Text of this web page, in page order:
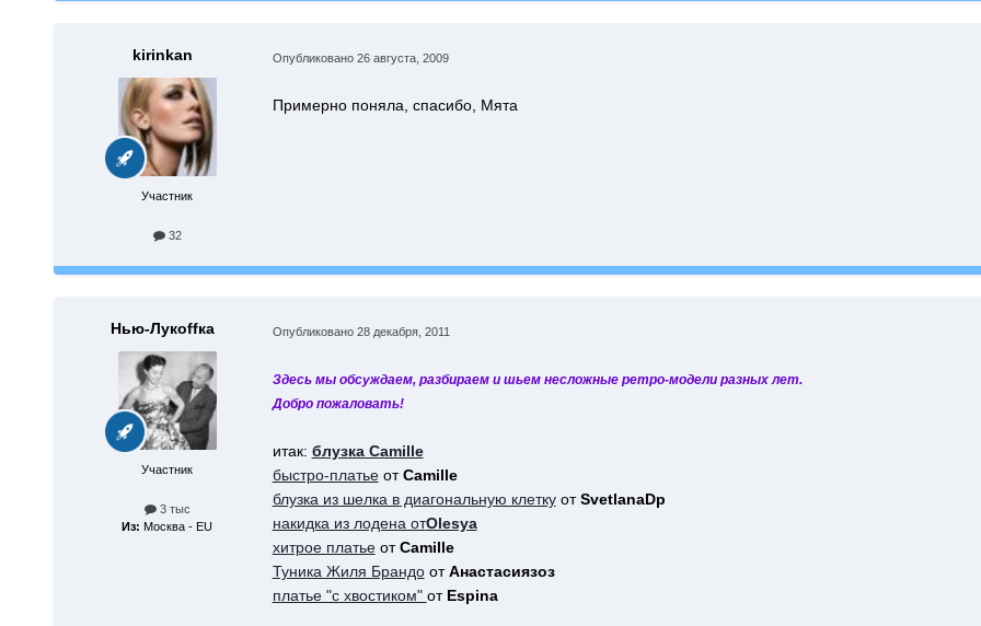
kirinkan
Участник
32
Опубликовано 26 августа, 2009
Примерно поняла, спасибо, Мята
Нью-Лукoffка
Участник
3 тыс
Из: Москва - EU
Опубликовано 28 декабря, 2011
Здесь мы обсуждаем, разбираем и шьем несложные ретро-модели разных лет.
Добро пожаловать!
итак: блузка Camille
быстро-платьеотCamille
блузка из шелка в диагональную клеткуотSvetlanaDp
накидка из лодена отOlesya
хитрое платьеотCamille
Туника Жиля БрандоотАнастасиязоз
платье "c хвостиком" от Espina